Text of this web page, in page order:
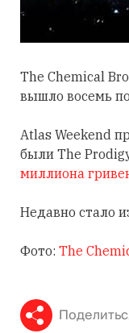
The Chemical
вышло восемь
Atlas Weekend
были The
миллиона
Недавно стало
Фото: The